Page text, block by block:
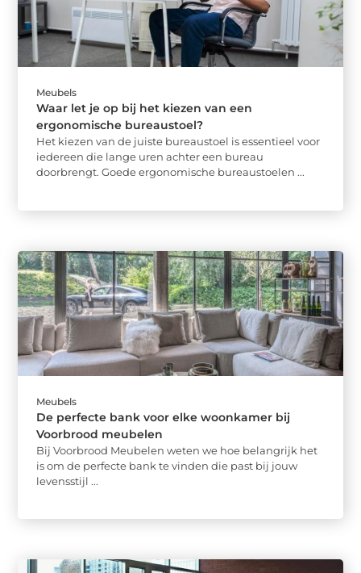
Meubels
Waar let je op bij het kiezen van een
ergonomische bureaustoel?
Het kiezen van de juiste bureaustoel is essentieel voor
iedereen die lange uren achter een bureau
doorbrengt. Goede ergonomische bureaustoelen ...
Meubels
De perfecte bank voor elke woonkamer bij
Voorbrood meubelen
Bij Voorbrood Meubelen weten we hoe belangrijk het
is om de perfecte bank te vinden die past bij jouw
levensstijl ...